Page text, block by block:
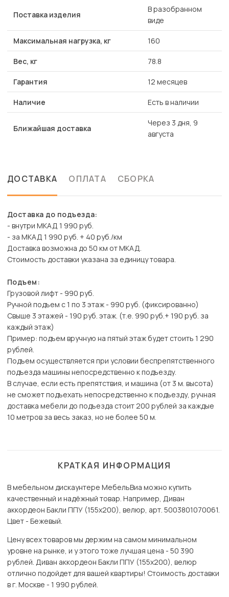
Поставка изделия
В разобранном
виде
Максимальная нагрузка, кг 160
Вес, кг 78.8
Гарантия 12 месяцев
Наличие Есть в наличии
Ближайшая доставка
Через 3 дня, 9
августа
ДОСТАВКА ОПЛАТА СБОРКА
Доставка до подъезда:
- внутри МКАД 1 990 руб.
- за МКАД 1 990 руб. + 40 руб./км
Доставка возможна до 50 км от МКАД.
Стоимость доставки указана за единицу товара.
Подъем:
Грузовой лифт - 990 руб.
Ручной подъем с 1 по 3 этаж - 990 руб. (фиксированно)
Свыше 3 этажей - 190 руб. этаж. (т.е. 990 руб.+ 190 руб. за
каждый этаж)
Пример: подъем вручную на пятый этаж будет стоить 1 290
рублей.
Подъем осуществляется при условии беспрепятственного
подъезда машины непосредственно к подъезду.
В случае, если есть препятствия, и машина (от 3 м. высота)
не сможет подъехать непосредственно к подъезду, ручная
доставка мебели до подъезда стоит 200 рублей за каждые
10 метров за весь заказ, но не более 50 м.
КРАТКАЯ ИНФОРМАЦИЯ
В мебельном дискаунтере МебельВиа можно купить
качественный и надёжный товар. Например, Диван
аккордеон Бакли ППУ (155х200), велюр, арт. 5003801070061.
Цвет - Бежевый.
Цену всех товаров мы держим на самом минимальном
уровне на рынке, и у этого тоже лучшая цена - 50 390
рублей. Диван аккордеон Бакли ППУ (155х200), велюр
отлично подойдет для вашей квартиры! Стоимость доставки
в г. Москве - 1 990 рублей.